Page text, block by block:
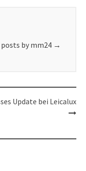
by mm24 →
Update bei Leicalux